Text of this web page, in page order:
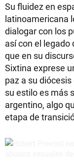
Su fluidez en
latinoamericana
dialogar con los
así con el legado
que en su
Sixtina exprese
paz a su
su estilo es más
argentino, algo
etapa de